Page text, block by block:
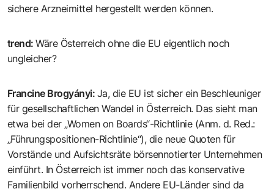
sichere Arzneimittel hergestellt werden können.
trend:Wäre Österreich ohne die EU eigentlich noch
ungleicher?
Francine Brogyányi: Ja, die EU ist sicher ein Beschleuniger
für gesellschaftlichen Wandel in Österreich. Das sieht man
etwa bei der „Women on Boards“-Richtlinie (Anm. d. Red.:
„Führungspositionen-Richtlinie“), die neue Quoten für
Vorstände und Aufsichtsräte börsennotierter Unternehmen
einführt. In Österreich ist immer noch das konservative
Familienbild vorherrschend. Andere EU-Länder sind da